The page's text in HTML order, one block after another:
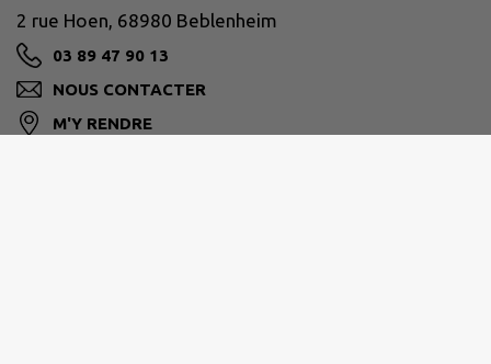
2 rue Hoen, 68980 Beblenheim
03 89 47 90 13
NOUS CONTACTER
M'Y RENDRE